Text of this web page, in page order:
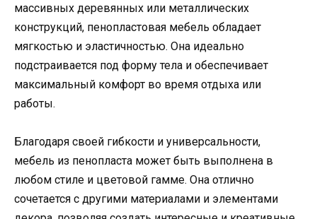
массивных деревянных или металлических
конструкций, пенопластовая мебель обладает
мягкостью и эластичностью. Она идеально
подстраивается под форму тела и обеспечивает
максимальный комфорт во время отдыха или
работы.
Благодаря своей гибкости и универсальности,
мебель из пенопласта может быть выполнена в
любом стиле и цветовой гамме. Она отлично
сочетается с другими материалами и элементами